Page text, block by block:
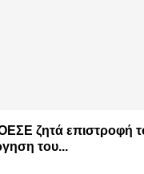
ζητά επιστροφή
του...